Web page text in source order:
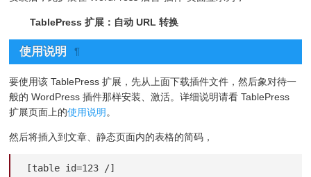
TablePress 扩展：自动 URL 转换
使用说明 ¶
要使用该 TablePress 扩展，先从上面下载插件文件，然后象对待一
般的 WordPress 插件那样安装、激活。详细说明请看 TablePress
扩展页面上的使用说明 。
然后将插入到文章、静态页面内的表格的简码，
[table id=123 /]